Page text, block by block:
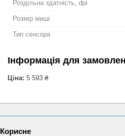
Роздільна здатність, dpi
Розмір миші
Тип сенсора
Інформація для
Ціна: 5 593 ₴
Корисне